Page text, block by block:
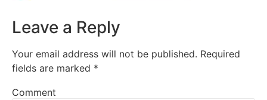
Leave a Reply
Your email address will not be published. Required
fields are marked *
Comment